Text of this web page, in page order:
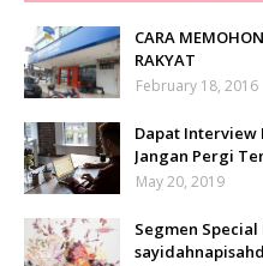
CARA
RAKYAT
February 18, 2016
Dapat Interview
Jangan Pergi
May 20, 2019
Segmen Special